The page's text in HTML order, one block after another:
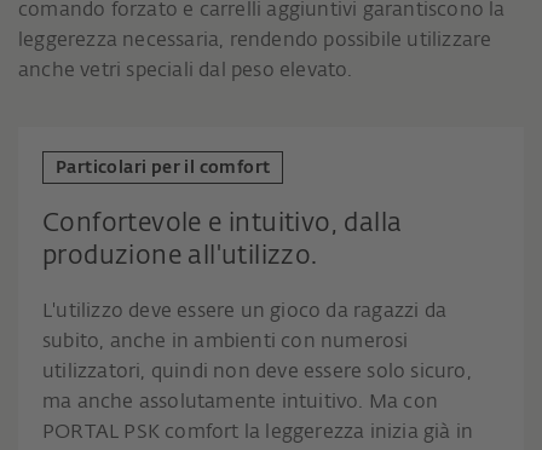
comando forzato e carrelli aggiuntivi garantiscono la
leggerezza necessaria, rendendo possibile utilizzare
anche vetri speciali dal peso elevato.
Particolari per il comfort
Confortevole e intuitivo, dalla
produzione all'utilizzo.
L'utilizzo deve essere un gioco da ragazzi da
subito, anche in ambienti con numerosi
utilizzatori, quindi non deve essere solo sicuro,
ma anche assolutamente intuitivo. Ma con
PORTAL PSK comfort la leggerezza inizia già in